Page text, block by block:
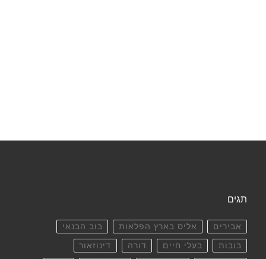
תגים
אבירים אליס בארץ הפלאות בוב הבנאי
בובות בעלי חיים דורה דינוזאור